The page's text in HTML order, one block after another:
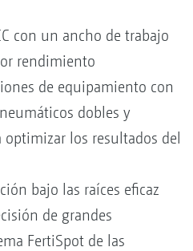
con un ancho de trabajo
rendimiento
de equipamiento con
dobles y
los resultados del
bajo las raíces eficaz
de grandes
FertiSpot de las